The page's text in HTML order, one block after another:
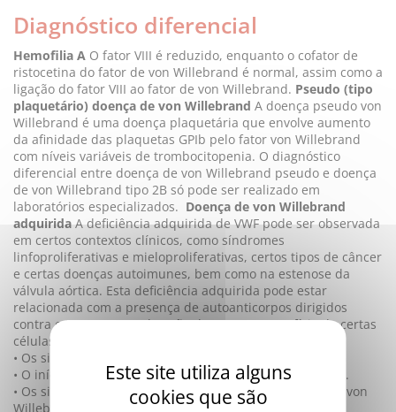
Diagnóstico diferencial
Hemofilia A O fator VIII é reduzido, enquanto o cofator de
ristocetina do fator de von Willebrand é normal, assim como a
ligação do fator VIII ao fator de von Willebrand. Pseudo (tipo
plaquetário) doença de von Willebrand A doença pseudo von
Willebrand é uma doença plaquetária que envolve aumento
da afinidade das plaquetas GPIb pelo fator von Willebrand
com níveis variáveis de trombocitopenia. O diagnóstico
diferencial entre doença de von Willebrand pseudo e doença
de von Willebrand tipo 2B só pode ser realizado em
laboratórios especializados. Doença de von Willebrand
adquirida A deficiência adquirida de VWF pode ser observada
em certos contextos clínicos, como síndromes
linfoproliferativas e mieloproliferativas, certos tipos de câncer
e certas doenças autoimunes, bem como na estenose da
válvula aórtica. Esta deficiência adquirida pode estar
relacionada com a presença de autoanticorpos dirigidos
contra o FVW, com a adsorção do FVW na superfície de certas
células ou com a degradação do FVW.
• Os sintomas são geralmente moderados.
• O início normalmente ocorre após os 50 anos de idade.
• Os sinais laboratoriais são idênticos aos da doença de von
Willebrand.
Este site utiliza alguns
cookies que são